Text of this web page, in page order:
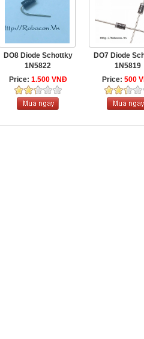
DO8 Diode Schottky
1N5822
Price: 1.500 VNĐ
DO7 Diode
1N5819
Price: 500